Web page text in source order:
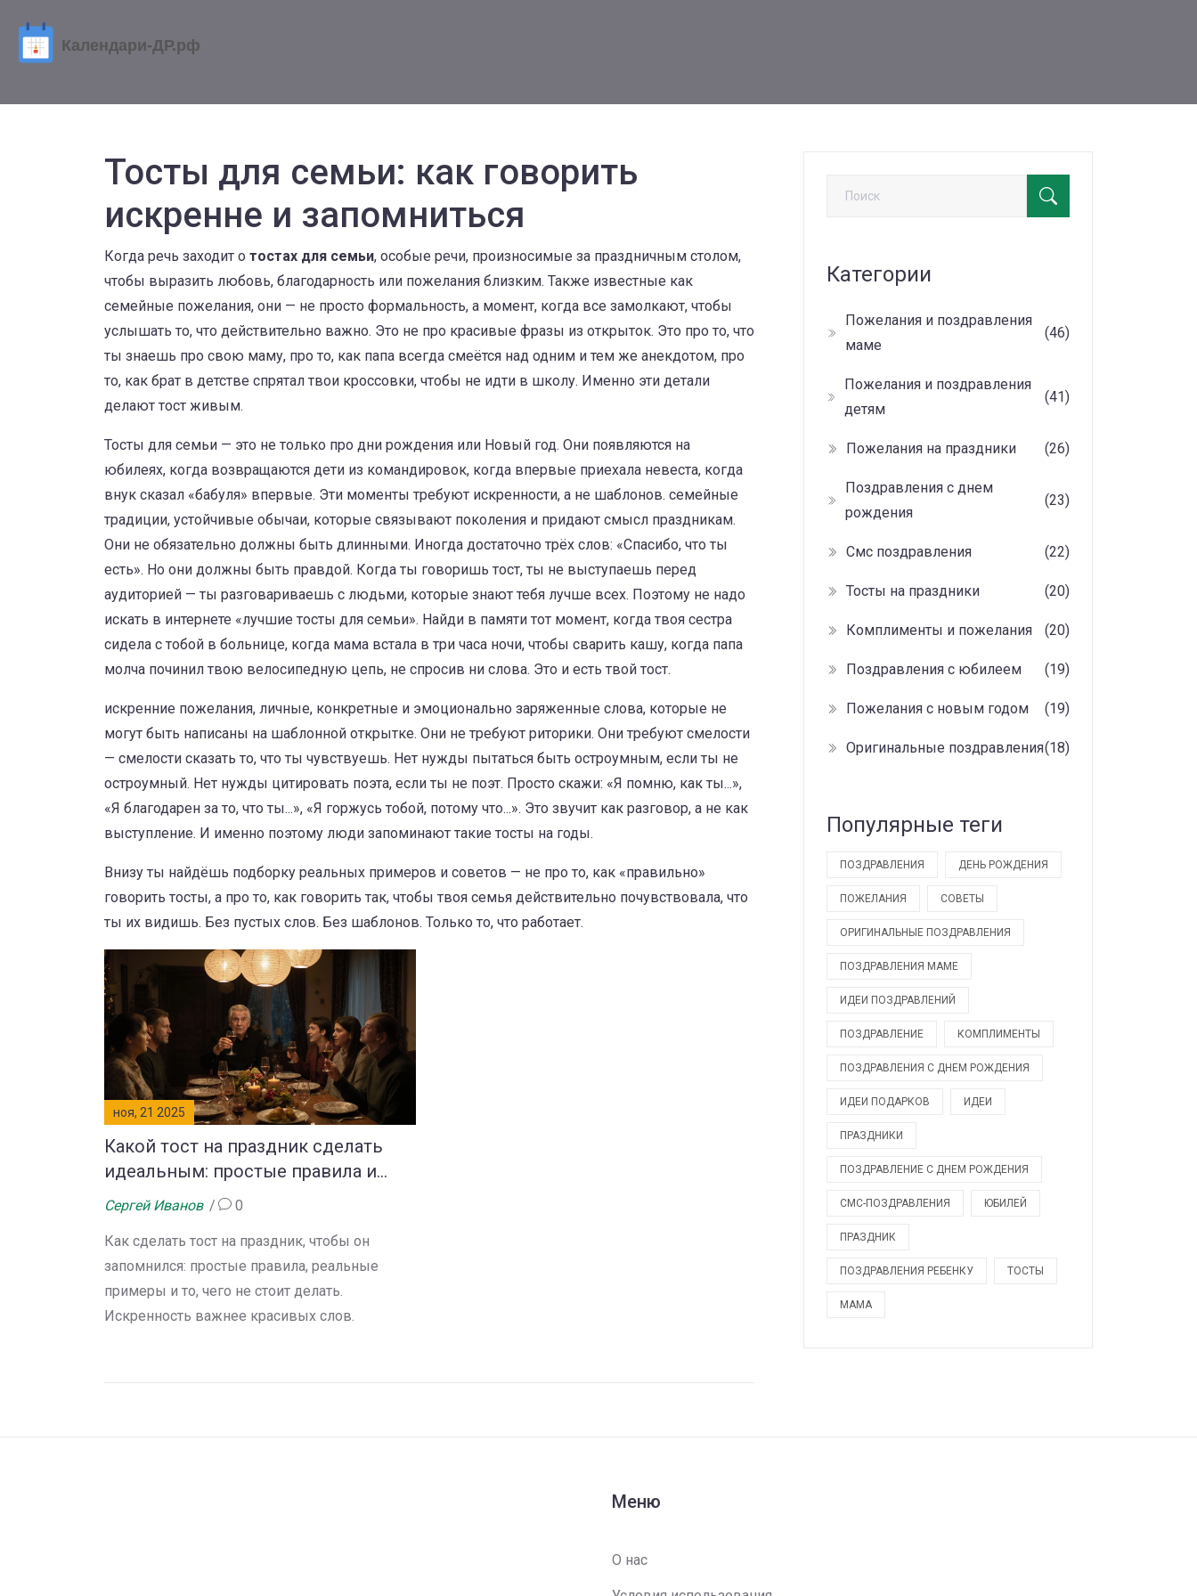
Тосты для семьи: как говорить
искренне и запомниться
Когда речь заходит о тостах для семьи, особые речи, произносимые за праздничным столом,
чтобы выразить любовь, благодарность или пожелания близким. Также известные как
семейные пожелания, они — не просто формальность, а момент, когда все замолкают, чтобы
услышать то, что действительно важно. Это не про красивые фразы из открыток. Это про то, что
ты знаешь про свою маму, про то, как папа всегда смеётся над одним и тем же анекдотом, про
то, как брат в детстве спрятал твои кроссовки, чтобы не идти в школу. Именно эти детали
делают тост живым.
Тосты для семьи — это не только про дни рождения или Новый год. Они появляются на
юбилеях, когда возвращаются дети из командировок, когда впервые приехала невеста, когда
внук сказал «бабуля» впервые. Эти моменты требуют искренности, а не шаблонов. семейные
традиции, устойчивые обычаи, которые связывают поколения и придают смысл праздникам.
Они не обязательно должны быть длинными. Иногда достаточно трёх слов: «Спасибо, что ты
есть». Но они должны быть правдой. Когда ты говоришь тост, ты не выступаешь перед
аудиторией — ты разговариваешь с людьми, которые знают тебя лучше всех. Поэтому не надо
искать в интернете «лучшие тосты для семьи». Найди в памяти тот момент, когда твоя сестра
сидела с тобой в больнице, когда мама встала в три часа ночи, чтобы сварить кашу, когда папа
молча починил твою велосипедную цепь, не спросив ни слова. Это и есть твой тост.
искренние пожелания, личные, конкретные и эмоционально заряженные слова, которые не
могут быть написаны на шаблонной открытке. Они не требуют риторики. Они требуют смелости
— смелости сказать то, что ты чувствуешь. Нет нужды пытаться быть остроумным, если ты не
остроумный. Нет нужды цитировать поэта, если ты не поэт. Просто скажи: «Я помню, как ты...»,
«Я благодарен за то, что ты...», «Я горжусь тобой, потому что...». Это звучит как разговор, а не как
выступление. И именно поэтому люди запоминают такие тосты на годы.
Внизу ты найдёшь подборку реальных примеров и советов — не про то, как «правильно»
говорить тосты, а про то, как говорить так, чтобы твоя семья действительно почувствовала, что
ты их видишь. Без пустых слов. Без шаблонов. Только то, что работает.
ноя, 21 2025
Какой тост на праздник сделать
идеальным: простые правила и
примеры
Сергей Иванов 0
Как сделать тост на праздник, чтобы он
запомнился: простые правила, реальные
примеры и то, чего не стоит делать.
Искренность важнее красивых слов.
Категории
Пожелания и поздравления
маме
(46)
Пожелания и поздравления
детям
(41)
Пожелания на праздники (26)
Поздравления с днем
рождения
(23)
Смс поздравления (22)
Тосты на праздники (20)
Комплименты и пожелания (20)
Поздравления с юбилеем (19)
Пожелания с новым годом (19)
Оригинальные поздравления(18)
Популярные теги
ПОЗДРАВЛЕНИЯ ДЕНЬ РОЖДЕНИЯ
ПОЖЕЛАНИЯ СОВЕТЫ
ОРИГИНАЛЬНЫЕ ПОЗДРАВЛЕНИЯ
ПОЗДРАВЛЕНИЯ МАМЕ
ИДЕИ ПОЗДРАВЛЕНИЙ
ПОЗДРАВЛЕНИЕ КОМПЛИМЕНТЫ
ПОЗДРАВЛЕНИЯ С ДНЕМ РОЖДЕНИЯ
ИДЕИ ПОДАРКОВ ИДЕИ
ПРАЗДНИКИ
ПОЗДРАВЛЕНИЕ С ДНЕМ РОЖДЕНИЯ
СМС-ПОЗДРАВЛЕНИЯ ЮБИЛЕЙ
ПРАЗДНИК
ПОЗДРАВЛЕНИЯ РЕБЕНКУ ТОСТЫ
МАМА
Меню
О нас